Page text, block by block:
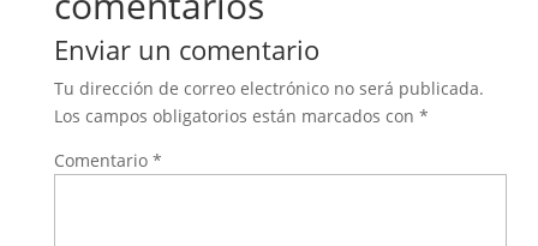
Enviar un comentario
Tu dirección de correo electrónico no será publicada.
Los campos obligatorios están marcados con *
Comentario *